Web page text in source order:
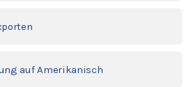
auf Amerikanisch